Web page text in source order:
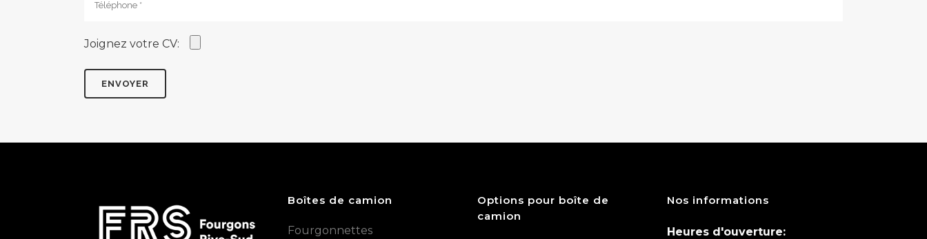
Joignez votre CV:
Boîtes de camion
Fourgonnettes
Options pour boîte de
camion
Nos informations
Heures d'ouverture: